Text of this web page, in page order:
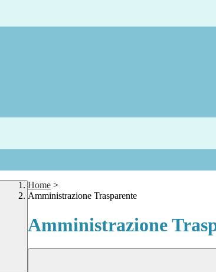
Home >
Amministrazione Trasparente
Amministrazione